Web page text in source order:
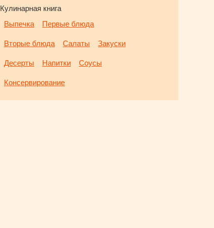
Кулинарная книга
Выпечка
Первые блюда
Вторые блюда Салаты Закуски
Десерты Напитки Соусы
Консервирование